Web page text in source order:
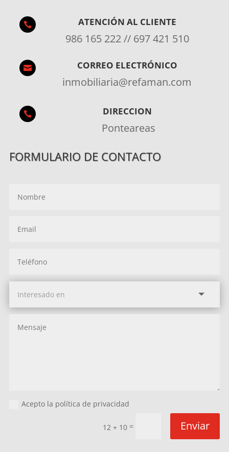
 ATENCIÓN AL CLIENTE
986 165 222 // 697 421 510
 CORREO ELECTRÓNICO
inmobiliaria@refaman.com
 DIRECCION
Ponteareas
FORMULARIO DE CONTACTO
Acepto la política de privacidad
12 + 10 = Enviar